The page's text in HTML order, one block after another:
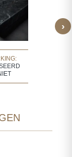
›